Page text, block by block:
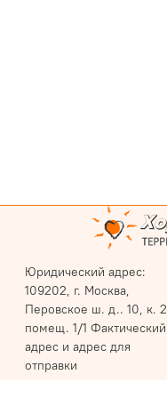
Юридический адрес:
109202, г. Москва,
Перовское ш. д.. 10, к. 2,
помещ. 1/1 Фактический
адрес и адрес для
отправки